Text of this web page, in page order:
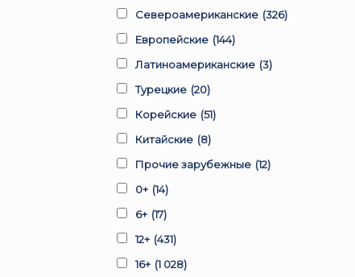
Североамериканские (326)
Европейские (144)
Латиноамериканские (3)
Турецкие (20)
Корейские (51)
Китайские (8)
Прочие зарубежные (12)
0+ (14)
6+ (17)
12+ (431)
16+ (1 028)